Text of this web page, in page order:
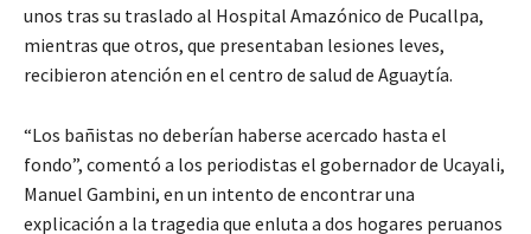
unos tras su traslado al Hospital Amazónico de Pucallpa,
mientras que otros, que presentaban lesiones leves,
recibieron atención en el centro de salud de Aguaytía.
“Los bañistas no deberían haberse acercado hasta el
fondo”, comentó a los periodistas el gobernador de Ucayali,
Manuel Gambini, en un intento de encontrar una
explicación a la tragedia que enluta a dos hogares peruanos